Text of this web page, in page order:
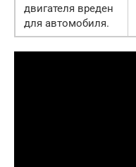
двигателя вреден
для автомобиля.